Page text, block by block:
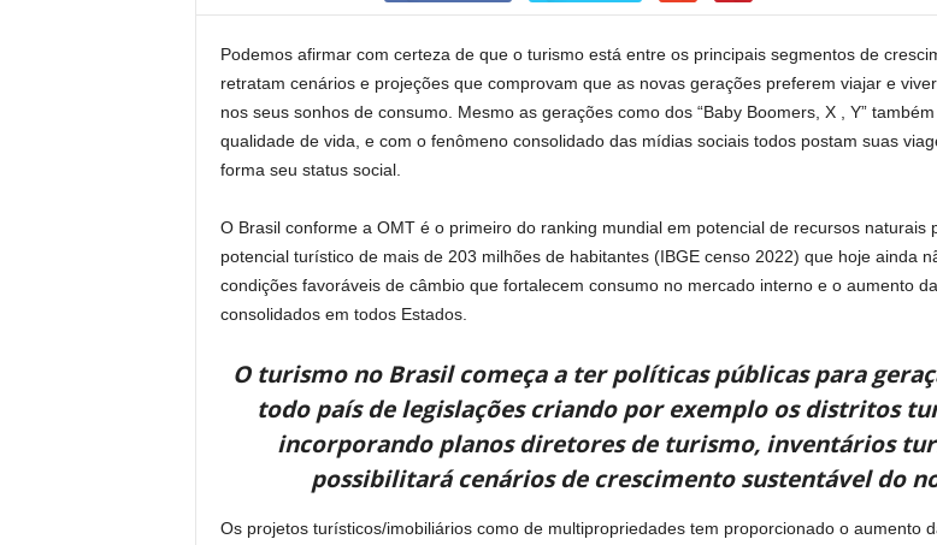
Podemos afirmar com certeza de que o turismo está entre os principais segmentos de
retratam cenários e projeções que comprovam que as novas gerações preferem viajar e
nos seus sonhos de consumo. Mesmo as gerações como dos “Baby Boomers, X , Y”
qualidade de vida, e com o fenômeno consolidado das mídias sociais todos postam suas
forma seu status social.
O Brasil conforme a OMT é o primeiro do ranking mundial em potencial de recursos
potencial turístico de mais de 203 milhões de habitantes (IBGE censo 2022) que hoje ainda
condições favoráveis de câmbio que fortalecem consumo no mercado interno e o aumento
consolidados em todos Estados.
O turismo no Brasil começa a ter políticas públicas para
todo país de legislações criando por exemplo os distritos
incorporando planos diretores de turismo, inventários
possibilitará cenários de crescimento sustentável do
Os projetos turísticos/imobiliários como de multipropriedades tem proporcionado o aumento